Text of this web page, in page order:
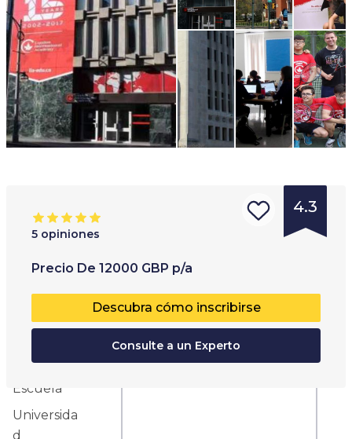
4.3
5 opiniones
Precio De 12000 GBP p/a
Descubra cómo inscribirse
Consulte a un Experto
Tipo de
privada
Escuela
Universida
d
Rango de edades
15+